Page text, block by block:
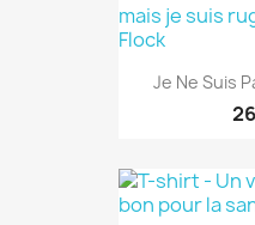
Je Ne Suis